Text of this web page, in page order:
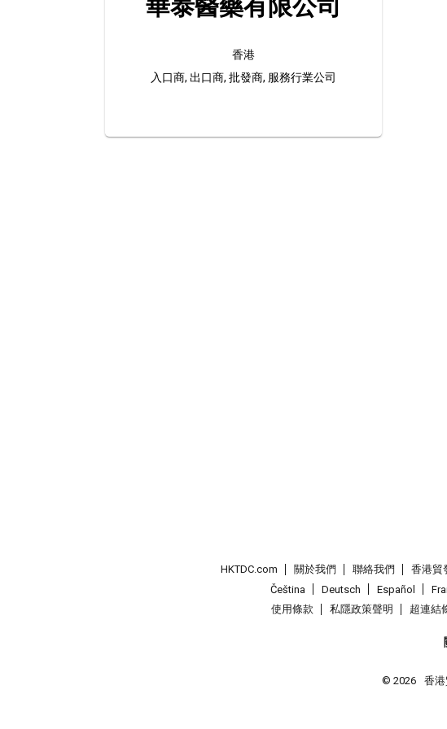
華泰醫藥有限公司
香港
入口商, 出口商, 批發商, 服務行業公司
HKTDC.com 關於我們 聯絡我們 香港貿
Čeština
Deutsch Español
使用條款
私隱政策聲明 超連結
© 2026 香